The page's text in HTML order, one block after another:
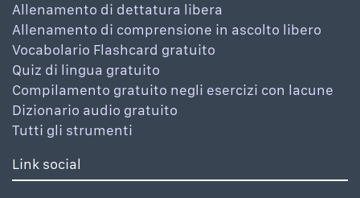
Allenamento di dettatura libera
Allenamento di comprensione in ascolto libero
Vocabolario Flashcard gratuito
Quiz di lingua gratuito
Compilamento gratuito negli esercizi con lacune
Dizionario audio gratuito
Tutti gli strumenti
Link social